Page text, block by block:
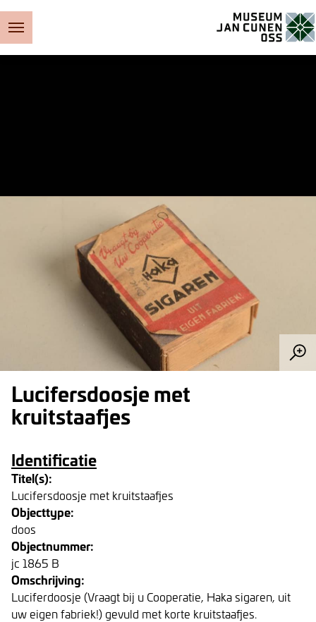
Lucifersdoosje met
kruitstaafjes
Identificatie
Titel(s):
Lucifersdoosje met kruitstaafjes
Objecttype:
doos
Objectnummer:
jc 1865 B
Omschrijving:
Luciferdoosje (Vraagt bij u Cooperatie, Haka sigaren, uit
uw eigen fabriek!) gevuld met korte kruitstaafjes.